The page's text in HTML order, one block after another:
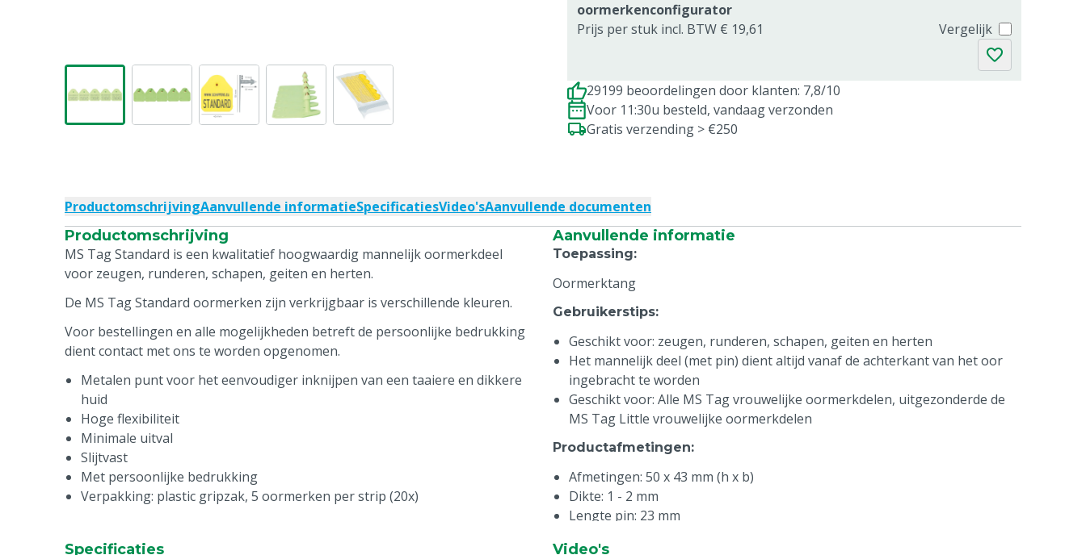
oormerkenconfigurator
Prijs per stuk incl. BTW € 19,61 Vergelijk
29199 beoordelingen door klanten: 7,8/10
Voor 11:30u besteld, vandaag verzonden
Gratis verzending > €250
ProductomschrijvingAanvullende informatieSpecificatiesVideo'sAanvullende documenten
Productomschrijving
MS Tag Standard is een kwalitatief hoogwaardig mannelijk oormerkdeel
voor zeugen, runderen, schapen, geiten en herten.
De MS Tag Standard oormerken zijn verkrijgbaar is verschillende kleuren.
Voor bestellingen en alle mogelijkheden betreft de persoonlijke bedrukking
dient contact met ons te worden opgenomen.
Metalen punt voor het eenvoudiger inknijpen van een taaiere en dikkere
huid
Hoge flexibiliteit
Minimale uitval
Slijtvast
Met persoonlijke bedrukking
Verpakking: plastic gripzak, 5 oormerken per strip (20x)
Aanvullende informatie
Toepassing:
Oormerktang
Gebruikerstips:
Geschikt voor: zeugen, runderen, schapen, geiten en herten
Het mannelijk deel (met pin) dient altijd vanaf de achterkant van het oor
ingebracht te worden
Geschikt voor: Alle MS Tag vrouwelijke oormerkdelen, uitgezonderde de
MS Tag Little vrouwelijke oormerkdelen
Productafmetingen:
Afmetingen: 50 x 43 mm (h x b)
Dikte: 1 - 2 mm
Lengte pin: 23 mm
Specificaties
Video's